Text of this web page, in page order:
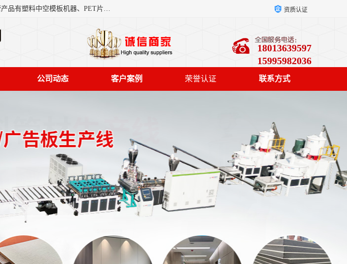
艾斯曼(张家港)技术工程设备有限公司是一家以新型建材生产设备生产制造，公司的主要经营产品有塑料中空模板机器、PET片材设备、可降解餐盒设备、树脂瓦设备、管材生产线、琉璃瓦设备等，艾斯曼机械在国内及国外享有较高盛誉拥有众多长期合作的老客户。 资质认证
18013639597
15995982036
公司动态 客户案例 荣誉认证 联系方式